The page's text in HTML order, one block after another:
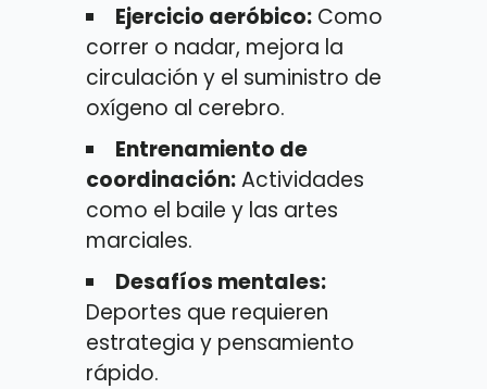
Ejercicio aeróbico: Como
correr o nadar, mejora la
circulación y el suministro de
oxígeno al cerebro.
Entrenamiento de
coordinación:Actividades
como el baile y las artes
marciales.
Desafíos mentales:
Deportes que requieren
estrategia y pensamiento
rápido.